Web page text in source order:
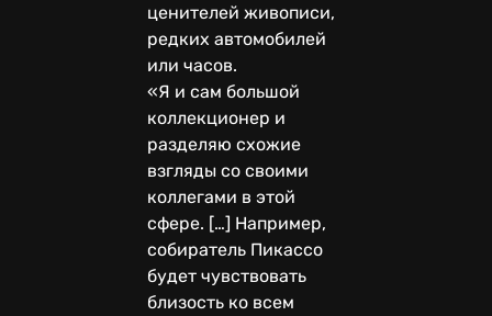
ценителей живописи,
редких автомобилей
или часов.
«Я и сам большой
коллекционер и
разделяю схожие
взгляды со своими
коллегами в этой
сфере. […] Например,
собиратель Пикассо
будет чувствовать
близость ко всем